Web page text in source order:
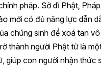
pháp. Sở dĩ Phật,
mới có đủ năng lực dẫn
chúng sinh để xoá tan
thành người Phật tử là
con người nhận thức